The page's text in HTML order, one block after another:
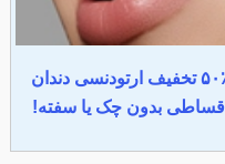
۵۰٪ تخفیف ارتودنسی دندان
اقساطی بدون چک یا سفته!